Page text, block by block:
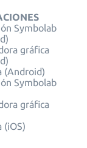
Symbolab
gráfica
(Android)
Symbolab
gráfica
(iOS)